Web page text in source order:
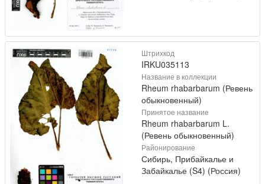
Штрихкод
IRKU035113
Название в коллекции
Rheum rhabarbarum (Ревень
обыкновенный)
Принятое название
Rheum rhabarbarum L.
(Ревень обыкновенный)
Районирование
Сибирь, Прибайкалье и
Забайкалье (S4) (Россия)